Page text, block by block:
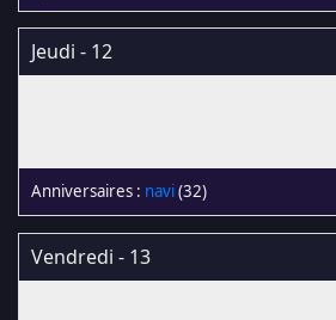
Jeudi - 12
navi(32)
Vendredi - 13